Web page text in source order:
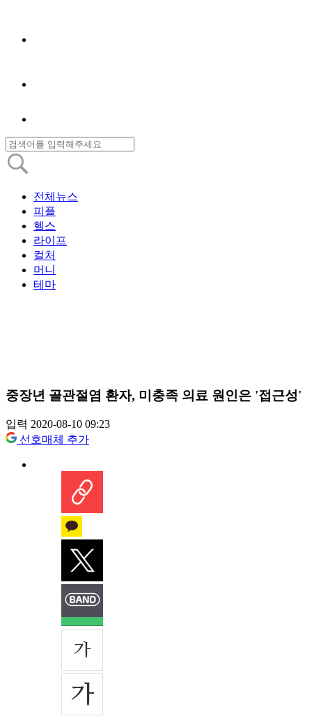
전체뉴스
피플
헬스
라이프
컬처
머니
테마
중장년 골관절염 환자, 미충족 의료 원인은 '접근성'
입력 2020-08-10 09:23
선호매체 추가